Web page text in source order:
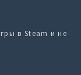
в Steam и не